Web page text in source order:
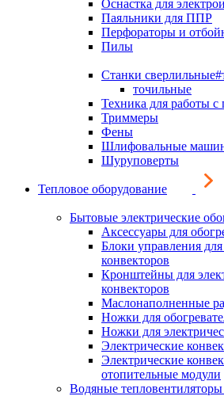
Оснастка для
Паяльники для ППР
Перфораторы и
Пилы
Станки
точильные
Техника для работы
Триммеры
Фены
Шлифовальные
Шуруповерты
Тепловое оборудование
Бытовые электрические
Аксессуары для
Блоки управления
конвекторов
Кронштейны для
конвекторов
Маслонаполненные
Ножки для
Ножки для
Электрические
Электрические
отопительные модули
Водяные